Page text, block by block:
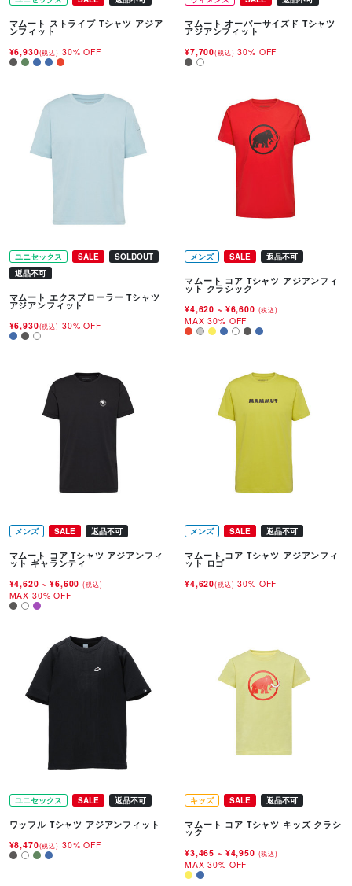
マムート ストライプ Tシャツ アジア
ンフィット
¥6,930(税込) 30% OFF
マムート オーバーサイズド Tシャツ
アジアンフィット
¥7,700(税込) 30% OFF
ユニセックス SALE
SOLDOUT
返品不可
マムート エクスプローラー Tシャツ
アジアンフィット
¥6,930(税込) 30% OFF
メンズ SALE 返品不可
マムート コア Tシャツ アジアンフィ
ット クラシック
¥4,620 ~ ¥6,600 (税込)
MAX 30% OFF
メンズ SALE 返品不可
マムート コア Tシャツ アジアンフィ
ット ギャランティ
¥4,620~ ¥6,600(税込)
MAX 30% OFF
メンズ SALE 返品不可
マムート コア Tシャツ アジアンフィ
ット ロゴ
¥4,620(税込) 30% OFF
ユニセックス SALE 返品不可
ワッフル Tシャツ アジアンフィット
¥8,470(税込) 30% OFF
キッズ SALE 返品不可
マムート コア Tシャツ キッズ クラシ
ック
¥3,465 ~ ¥4,950 (税込)
MAX 30% OFF